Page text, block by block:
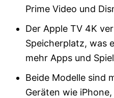
Prime Video und
Der Apple TV 4K
Speicherplatz, was
mehr Apps und
Beide Modelle sind
Geräten wie